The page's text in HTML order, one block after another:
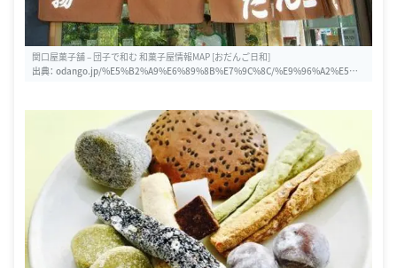
関口屋菓子舗 – 団子で和む 和菓子屋情報MAP [おだんご日和]
出典： odango.jp/%E5%B2%A9%E6%89%8B%E7%9C%8C/%E9%96%A2%E5%8